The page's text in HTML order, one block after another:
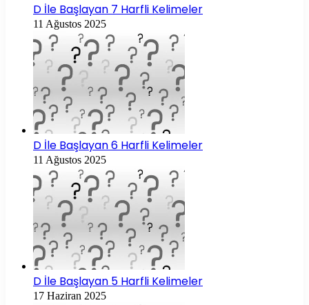
D İle Başlayan 7 Harfli Kelimeler
11 Ağustos 2025
D İle Başlayan 6 Harfli Kelimeler
11 Ağustos 2025
D İle Başlayan 5 Harfli Kelimeler
17 Haziran 2025